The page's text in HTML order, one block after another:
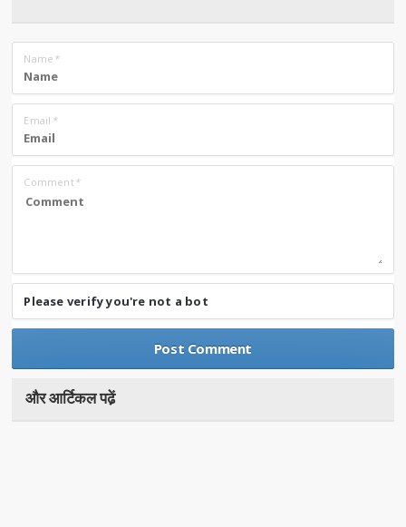
Name *
Email *
Comment*
Please verify you're not a bot
और आर्टिकल पढे़ं